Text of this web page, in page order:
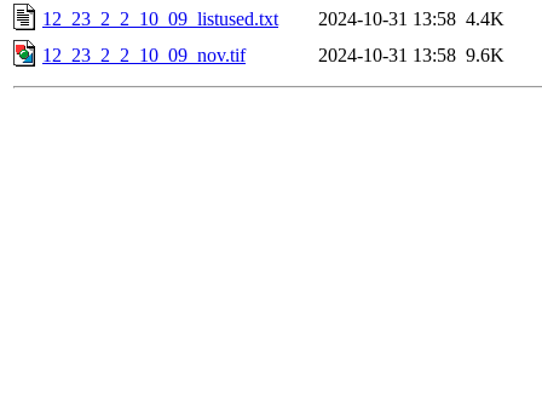
12_23_2_2_10_09_listused.txt
2024-10-31 13:58 4.4K
12_23_2_2_10_09_nov.tif
2024-10-31 13:58 9.6K